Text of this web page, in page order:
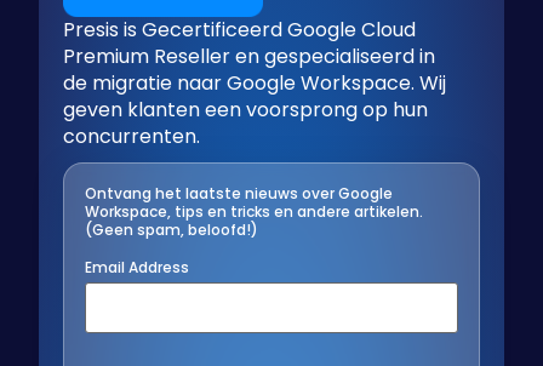
Presis is Gecertificeerd Google Cloud
Premium Reseller en gespecialiseerd in
de migratie naar Google Workspace. Wij
geven klanten een voorsprong op hun
concurrenten.
Ontvang het laatste nieuws over Google
Workspace, tips en tricks en andere artikelen.
(Geen spam, beloofd!)
Email Address